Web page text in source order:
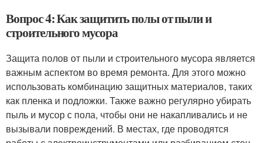
Вопрос 4: Как защитить полы от пыли и
строительного мусора
Защита полов от пыли и строительного мусора является
важным аспектом во время ремонта. Для этого можно
использовать комбинацию защитных материалов, таких
как пленка и подложки. Также важно регулярно убирать
пыль и мусор с пола, чтобы они не накапливались и не
вызывали повреждений. В местах, где проводятся